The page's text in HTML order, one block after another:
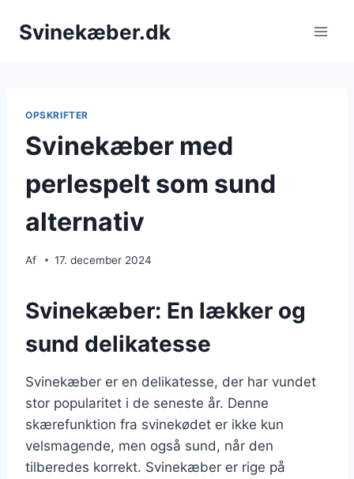
Svinekæber.dk
OPSKRIFTER
Svinekæber med
perlespelt som sund
alternativ
Af 17. december 2024
Svinekæber: En lækker og
sund delikatesse
Svinekæber er en delikatesse, der har vundet
stor popularitet i de seneste år. Denne
skærefunktion fra svinekødet er ikke kun
velsmagende, men også sund, når den
tilberedes korrekt. Svinekæber er rige på